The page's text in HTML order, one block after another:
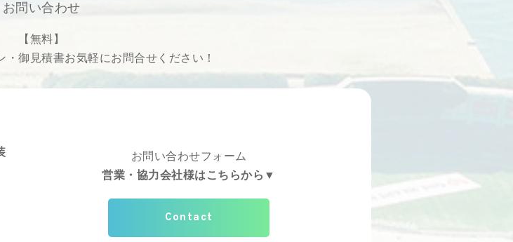
お問い合わせ
【無料】
・御見積書お気軽にお問合せください！
お問い合わせフォーム
営業・協力会社様はこちらから▼
Contact